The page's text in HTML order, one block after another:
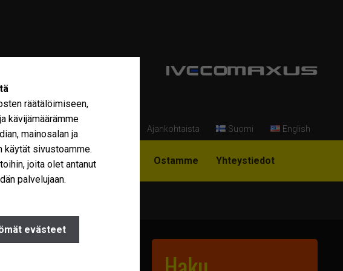
Ajankohtaista Suomi English
Miksi Niemi-Korpi? Ostamme Yhteystiedot
räätälöimiseen,
kävijämäärämme
mainosalan ja
käytät sivustoamme.
joita olet antanut
palvelujaan.
evästeet